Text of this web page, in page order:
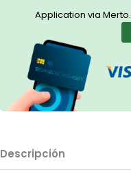
Application via Merto.
Descripción